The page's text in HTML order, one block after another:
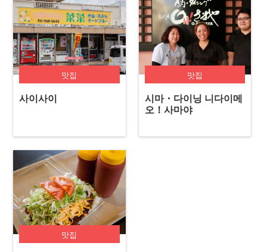
맛집
사이사이
맛집
시마・다이닝 니다이메
오！사마야
맛집